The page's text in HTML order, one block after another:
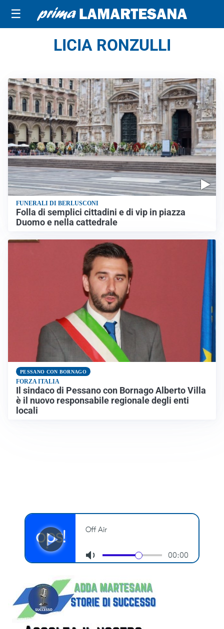
☰
LICIA RONZULLI
FUNERALI DI BERLUSCONI
Folla di semplici cittadini e di vip in piazza
Duomo e nella cattedrale
PESSANO CON BORNAGO
FORZA ITALIA
Il sindaco di Pessano con Bornago Alberto Villa
è il nuovo responsabile regionale degli enti
locali